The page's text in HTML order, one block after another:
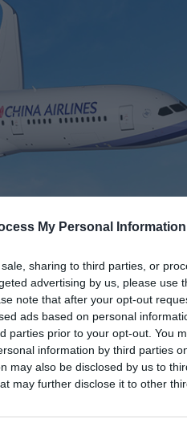
My Personal Information
sharing to third parties, or
advertising by us, please use
note that after your opt-out
ads based on personal
parties prior to your opt-out. You
information by third parties
may also be disclosed by us to
may further disclose it to other
un don !